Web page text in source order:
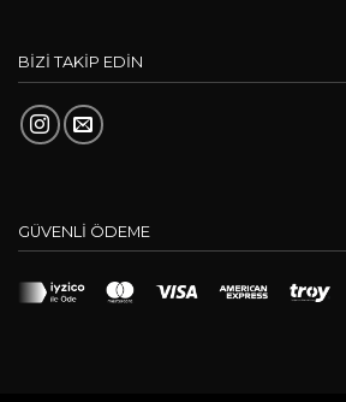
destek olur. Bu ürünler
yapıları ve uzun
dikkat çekerken, çeşitli
sağlar.
Kapı Önü Paspası
Dikkat Etmelisiniz?
BİZİ TAKİP EDİN
GÜVENLİ ÖDEME